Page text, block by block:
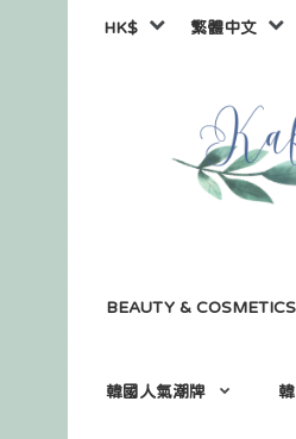
HK$ 繁體中文
BEAUTY & COSMETICS
韓國人氣潮牌